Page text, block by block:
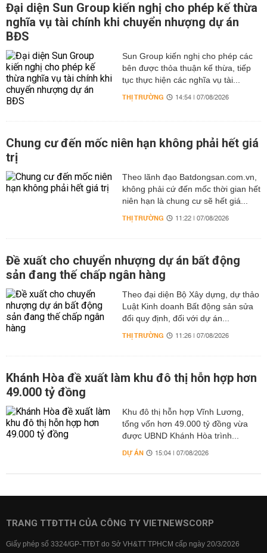
Đại diện Sun Group kiến nghị cho phép kế thừa
nghĩa vụ tài chính khi chuyển nhượng dự án
BĐS
Sun Group kiến nghị cho phép các
bên được thỏa thuận kế thừa, tiếp
tục thực hiện các nghĩa vụ tài...
THỊ TRƯỜNG 14:54 | 07/08/2026
Chung cư đến mốc niên hạn không phải hết giá
trị
Theo lãnh đạo Batdongsan.com.vn,
không phải cứ đến mốc thời gian hết
niên hạn là chung cư sẽ hết giá...
THỊ TRƯỜNG 11:22 | 07/08/2026
Đề xuất cho chuyển nhượng dự án bất động
sản đang thế chấp ngân hàng
Theo đại diện Bộ Xây dựng, dự thảo
Luật Kinh doanh Bất động sản sửa
đổi quy định, đối với dự án...
THỊ TRƯỜNG 11:26 | 07/08/2026
Khánh Hòa đề xuất làm khu đô thị hỗn hợp hơn
49.000 tỷ đồng
Khu đô thị hỗn hợp Vĩnh Lương,
tổng vốn hơn 49.000 tỷ đồng vừa
được UBND Khánh Hòa trình...
DỰ ÁN 15:04 | 07/08/2026
TRANG TTĐTTH CỦA CÔNG TY VIETNEWSCORP
Giấy phép số 3324/GP-TTĐT do Sở VH&TT TPHCM cấp ngày 20/3/2026